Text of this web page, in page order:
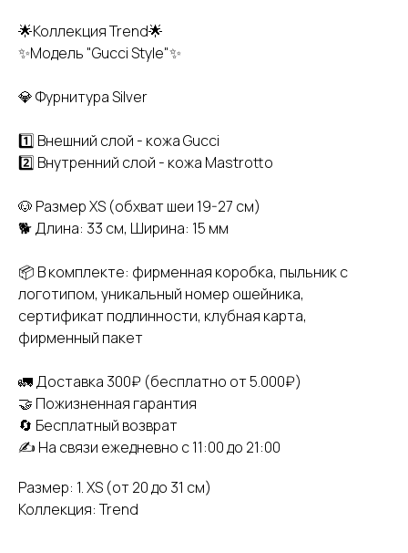
🌟Коллекция Trend🌟
✨Модель "Gucci Style"✨
💎 Фурнитура Silver
1️⃣ Внешний слой - кожа Gucci
2️⃣ Внутренний слой - кожа Mastrotto
🐶 Размер XS (обхват шеи 19-27 см)
🐕 Длина: 33 см, Ширина: 15 мм
📦 В комплекте: фирменная коробка, пыльник с
логотипом, уникальный номер ошейника,
сертификат подлинности, клубная карта,
фирменный пакет
🚛 Доставка 300₽ (бесплатно от 5.000₽)
🤝 Пожизненная гарантия
🔄 Бесплатный возврат
✍️ На связи ежедневно с 11:00 до 21:00
Размер: 1. XS (от 20 до 31 см)
Коллекция: Trend